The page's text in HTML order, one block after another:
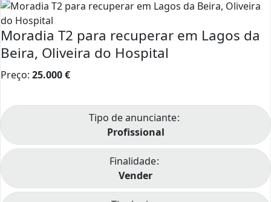
Moradia T2 para recuperar em Lagos da
Beira, Oliveira do Hospital
Preço: 25.000€
Tipo de anunciante
Profissional
Finalidade
Vender